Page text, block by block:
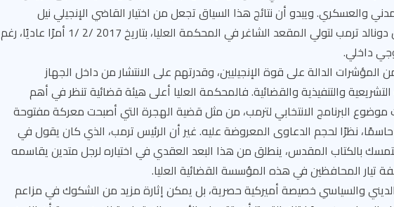
والعسكري. ويبدو أن نتائج هذا السياق تجعل من اختيار القاضي الإنجيلي نيل
غورستش من طرف الرئيس دونالد ترمب لتولي المقعد الشاغر في المحكمة العليا، بتاريخ 2017 /2 /1 أمرًا عاديًا، رغم
داخلي.
المؤشرات الدالة على قوة الإنجيليين، وقدرتهم على الانتشار من داخل الجهاز
والتنفيذية والقضائية. فالمحكمة العليا أعلى هيئة قضائية تنظر في أهم
موضوع البرنامج الانتخابي لترمب، من مثل قضية الهجرة التي أصبحت معركة مفتوحة
نظرًا لحجم الدعاوى المعروضة عليه. غير أن الرئيس ترمب، الذي كان يقول في
متمسك بالكتاب المقدس، ينطلق من هذا البعد العقدي في اختياره لرجل متدين يقاسمه
تيار المحافظين في هذه المؤسسة القضائية العليا.
والسياسي خصيصة أميركية حصرية، بل يمكن إثارة مزيد من الشكوك في مزاعم